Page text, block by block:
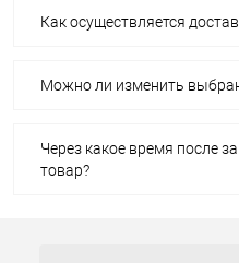
Как осуществляется
Можно ли изменить
Через какое время после
товар?